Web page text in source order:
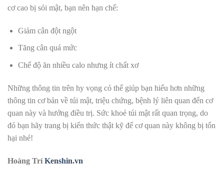
cơ cao bị sỏi mật, bạn nên hạn chế:
Giảm cân đột ngột
Tăng cân quá mức
Chế độ ăn nhiều calo nhưng ít chất xơ
Những thông tin trên hy vọng có thể giúp bạn hiểu hơn những
thông tin cơ bản về túi mật, triệu chứng, bệnh lý liên quan đến cơ
quan này và hướng điều trị. Sức khoẻ túi mật rất quan trọng, do
đó bạn hãy trang bị kiến thức thật kỹ để cơ quan này không bị tổn
hại nhé!
Hoàng TríKenshin.vn